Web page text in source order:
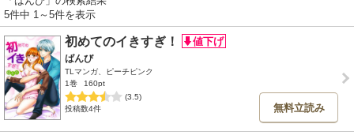
5件中 1～5件を表示
初めてのイきすぎ！
ばんび
TLマンガ、ピーチピンク
1巻
160pt
(3.5)
投稿数4件
無料立読み